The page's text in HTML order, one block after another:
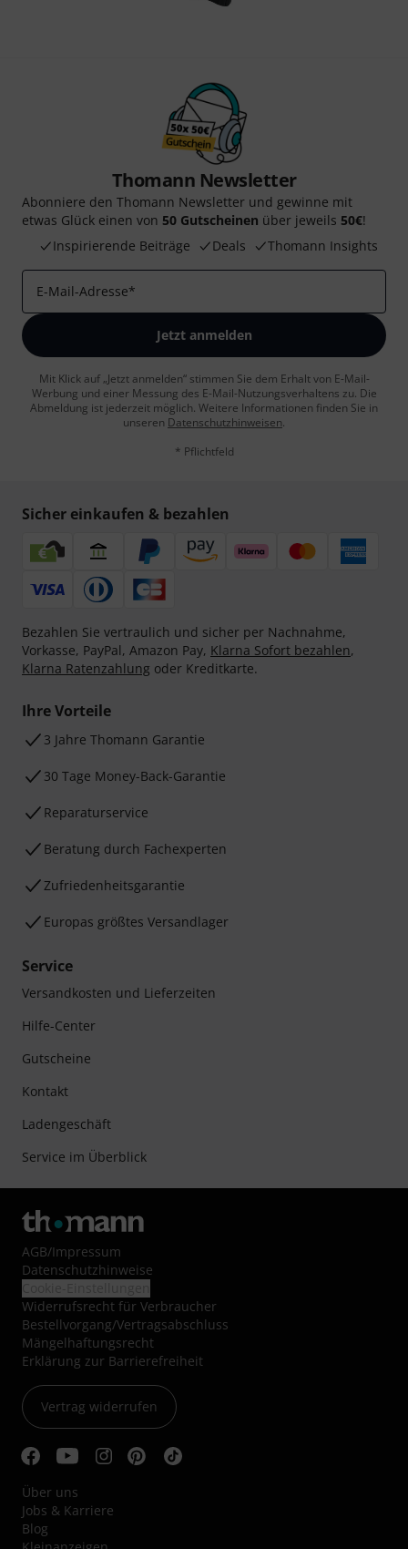
Thomann Newsletter
Abonniere den Thomann Newsletter und gewinne mit
etwas Glück einen von 50 Gutscheinen über jeweils 50€!
Inspirierende Beiträge
Deals Thomann Insights
E-Mail-Adresse*
Jetzt anmelden
Mit Klick auf „Jetzt anmelden“ stimmen Sie dem Erhalt von E-Mail-
Werbung und einer Messung des E-Mail-Nutzungsverhaltens zu. Die
Abmeldung ist jederzeit möglich. Weitere Informationen finden Sie in
unseren Datenschutzhinweisen.
* Pflichtfeld
Sicher einkaufen & bezahlen
Bezahlen Sie vertraulich und sicher per Nachnahme,
Vorkasse, PayPal, Amazon Pay, Klarna Sofort bezahlen,
Klarna Ratenzahlung oder Kreditkarte.
Ihre Vorteile
3 Jahre Thomann Garantie
30 Tage Money-Back-Garantie
Reparaturservice
Beratung durch Fachexperten
Zufriedenheitsgarantie
Europas größtes Versandlager
Service
Versandkosten und Lieferzeiten
Hilfe-Center
Gutscheine
Kontakt
Ladengeschäft
Service im Überblick
AGB/Impressum
Datenschutzhinweise
Widerrufsrecht für Verbraucher
Bestellvorgang/Vertragsabschluss
Mängelhaftungsrecht
Erklärung zur Barrierefreiheit
Vertrag widerrufen
Über uns
Jobs & Karriere
Blog